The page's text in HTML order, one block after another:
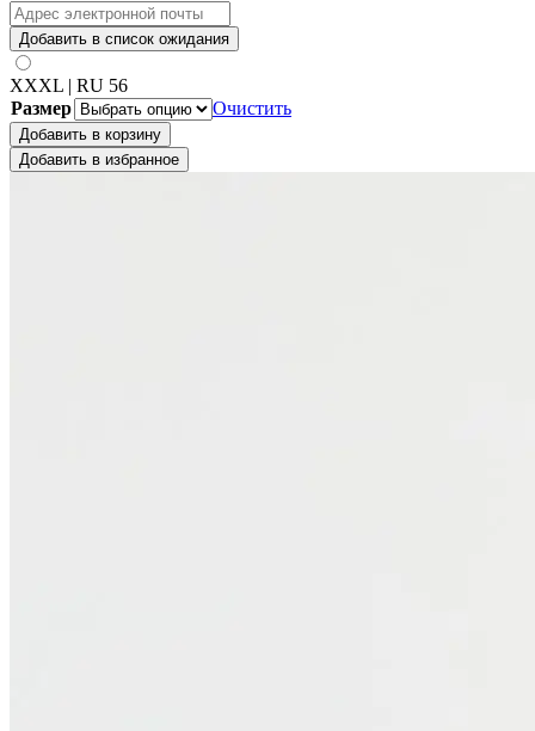
Добавить в список ожидания
XXXL | RU 56
Размер
Очистить
Добавить в корзину
Добавить в избранное